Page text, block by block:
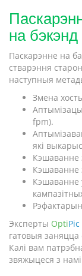
на
Паскарэнне на
стварэння
наступныя
Змена
fpm).
які
Кэшаванне
Кэшаванне
Кэшаванне
Эксперты OptiPic
гатовыя
Калі вам
звяжыцеся з